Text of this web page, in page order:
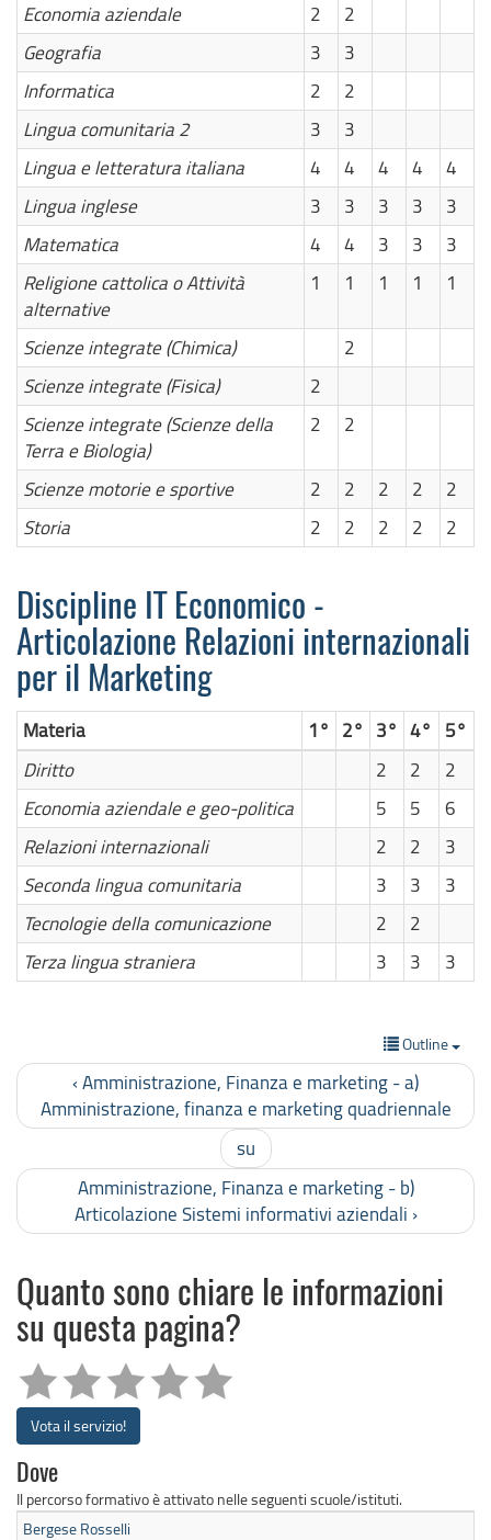
Economia aziendale 2
2
Geografia
3
3
Informatica
2
2
Lingua comunitaria 2
3
3
Lingua e letteratura italiana
4 4 4 4
4
Lingua inglese
3 3 3 3
3
Matematica
4 4 3 3
3
Religione cattolica o Attività
alternative
1 1 1 1 1
Scienze integrate (Chimica)
2
Scienze integrate (Fisica)
2
Scienze integrate (Scienze della
Terra e Biologia)
2 2
Scienze motorie e sportive 2 2 2 2
2
Storia
2 2 2 2 2
Discipline IT Economico -
Articolazione Relazioni internazionali
per il Marketing
Materia 1° 2° 3° 4°
5°
Diritto
2 2
2
Economia aziendale e geo-politica
5 5
6
Relazioni internazionali
2 2
3
Seconda lingua comunitaria
3 3
3
Tecnologie della comunicazione
2
2
Terza lingua straniera
3 3 3
Outline
‹ Amministrazione, Finanza e marketing - a)
Amministrazione, finanza e marketing quadriennale
su
Amministrazione, Finanza e marketing - b)
Articolazione Sistemi informativi aziendali ›
Quanto sono chiare le informazioni
su questa pagina?
Vota il servizio!
Dove
Il percorso formativo è attivato nelle seguenti scuole/istituti.
Bergese Rosselli